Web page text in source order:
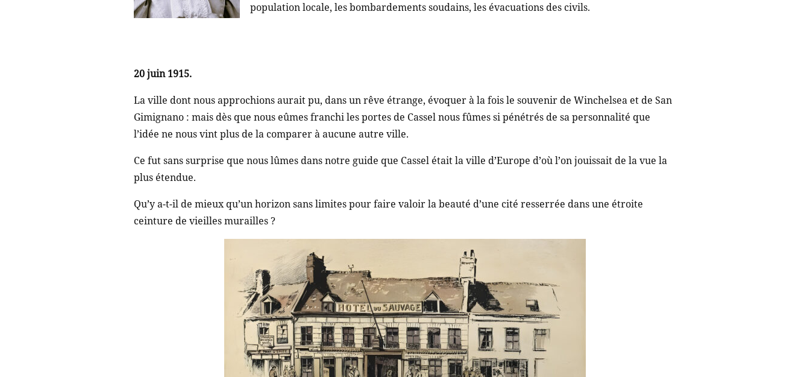
population locale, les bombardements soudains, les évacuations des civils.
20 juin 1915.
La ville dont nous approchions aurait pu, dans un rêve étrange, évoquer à la fois le souvenir de Winchelsea et de San
Gimignano : mais dès que nous eûmes franchi les portes de Cassel nous fûmes si pénétrés de sa personnalité que
l’idée ne nous vint plus de la comparer à aucune autre ville.
Ce fut sans surprise que nous lûmes dans notre guide que Cassel était la ville d’Europe d’où l’on jouissait de la vue la
plus étendue.
Qu’y a-t-il de mieux qu’un horizon sans limites pour faire valoir la beauté d’une cité resserrée dans une étroite
ceinture de vieilles murailles ?